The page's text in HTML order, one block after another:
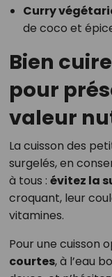
Curry
de coco et
Bien
pour
valeur
La cuisson des
surgelés, en
à tous : évitez la
croquant, leur
vitamines.
Pour une cuisson
courtes, à l’eau